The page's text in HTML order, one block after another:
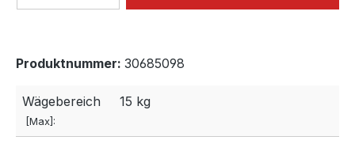
Produktnummer: 30685098
Wägebereich
[Max]:
15 kg